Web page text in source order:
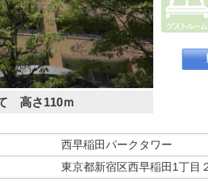
高さ110ｍ
西早稲田パークタワー
東京都新宿区西早稲田1丁目